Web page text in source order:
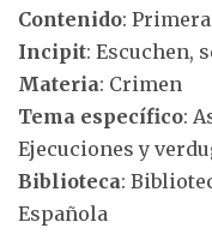
Contenido:
Incipit: Escuchen,
Materia: Crimen
Tema específico:
Ejecuciones y
Biblioteca:
Española